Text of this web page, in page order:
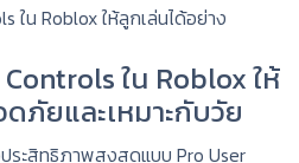
ใน Roblox ให้
ภัยและเหมาะกับวัย